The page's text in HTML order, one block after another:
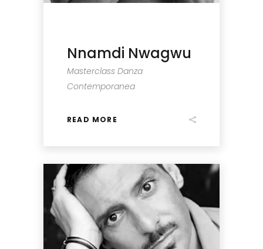
Nnamdi Nwagwu
Masterclass Danza
Contemporanea
READ MORE